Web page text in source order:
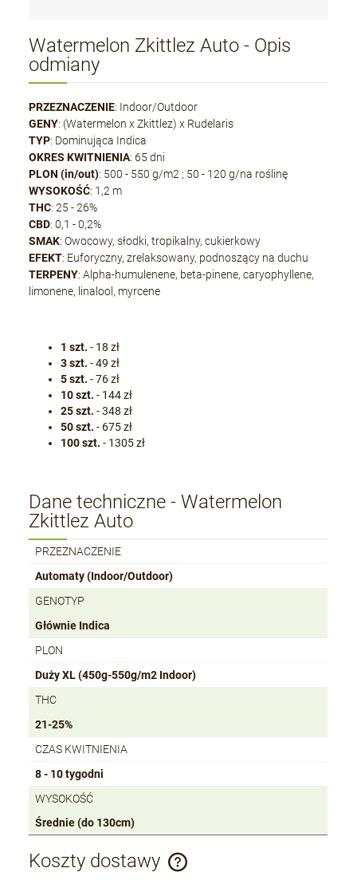
Watermelon Zkittlez Auto - Opis
odmiany
PRZEZNACZENIE: Indoor/Outdoor
GENY: (Watermelon x Zkittlez) x Rudelaris
TYP: Dominująca Indica
OKRES KWITNIENIA: 65 dni
PLON (in/out): 500 - 550 g/m2 ; 50 - 120 g/na roślinę
WYSOKOŚĆ: 1,2 m
THC: 25 - 26%
CBD: 0,1 - 0,2%
SMAK: Owocowy, słodki, tropikalny, cukierkowy
EFEKT: Euforyczny, zrelaksowany, podnoszący na duchu
TERPENY: Alpha-humulenene, beta-pinene, caryophyllene,
limonene, linalool, myrcene
1 szt. - 18 zł
3 szt. - 49 zł
5 szt. - 76 zł
10 szt. - 144 zł
25 szt. - 348 zł
50 szt. - 675 zł
100 szt. - 1305 zł
Dane techniczne - Watermelon
Zkittlez Auto
PRZEZNACZENIE
Automaty (Indoor/Outdoor)
GENOTYP
Głównie Indica
PLON
Duży XL (450g-550g/m2 Indoor)
THC
21-25%
CZAS KWITNIENIA
8 - 10 tygodni
WYSOKOŚĆ
Średnie (do 130cm)
Koszty dostawy
Cena nie zawiera ewentualnych kosztów płatności